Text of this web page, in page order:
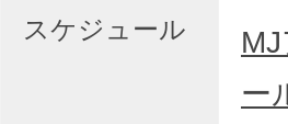
スケジュール
ー